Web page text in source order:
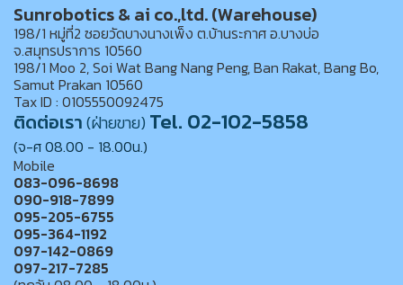
Sunrobotics & ai co.,ltd. (Warehouse)
198/1 หมู่ที่2 ซอยวัดบางนางเพ็ง ต.บ้านระกาศ อ.บางบ่อ
จ.สมุทรปราการ 10560
198/1 Moo 2, Soi Wat Bang Nang Peng, Ban Rakat, Bang Bo,
Samut Prakan 10560
Tax ID : 0105550092475
ติดต่อเรา(ฝ่ายขาย) Tel. 02-102-5858
(จ-ศ 08.00 - 18.00น.)
Mobile
083-096-8698
090-918-7899
095-205-6755
095-364-1192
097-142-0869
097-217-7285